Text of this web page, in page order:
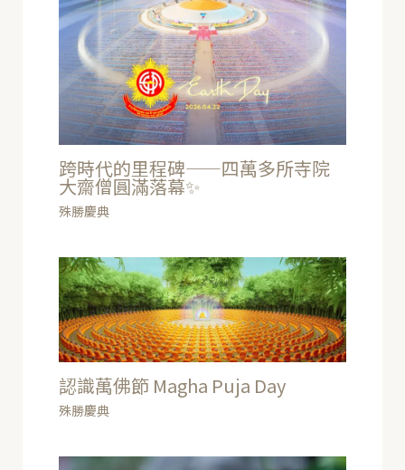
跨時代的里程碑——四萬多所寺院
大齋僧圓滿落幕✨
殊勝慶典
認識萬佛節 Magha Puja Day
殊勝慶典